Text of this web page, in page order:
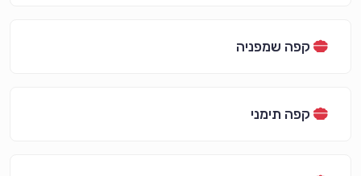
קפה שמפניה
קפה תימני